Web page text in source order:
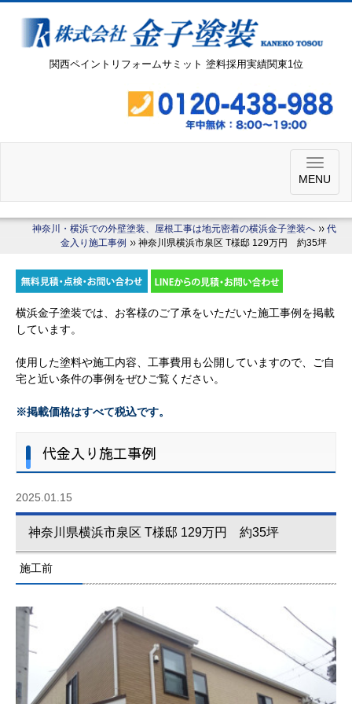
関西ペイントリフォームサミット 塗料採用実績関東1位
MENU
神奈川・横浜での外壁塗装、屋根工事は地元密着の横浜金子塗装へ
代
金入り施工事例
神奈川県横浜市泉区 T様邸 129万円 約35坪
横浜金子塗装では、お客様のご了承をいただいた施工事例を掲載
しています。
使用した塗料や施工内容、工事費用も公開していますので、ご自
宅と近い条件の事例をぜひご覧ください。
※掲載価格はすべて税込です。
代金入り施工事例
2025.01.15
神奈川県横浜市泉区 T様邸 129万円 約35坪
施工前